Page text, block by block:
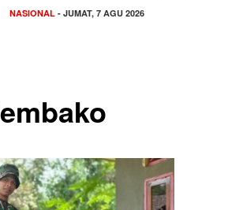
NASIONAL - JUMAT, 7 AGU 2026